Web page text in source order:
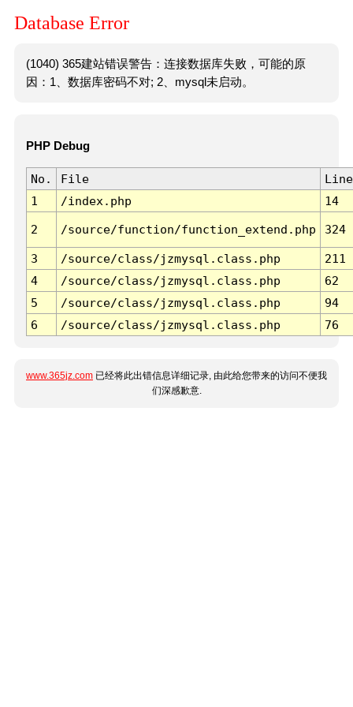
Database Error
(1040) 365建站错误警告：连接数据库失败，可能的原
因：1、数据库密码不对; 2、mysql未启动。
PHP Debug
No. File
Line
1
/index.php 14
2 /source/function/function_extend.php 324
3 /source/class/jzmysql.class.php
211
4
/source/class/jzmysql.class.php
62
5
/source/class/jzmysql.class.php
94
6
/source/class/jzmysql.class.php 76
www.365jz.com 已经将此出错信息详细记录, 由此给您带来的访问不便我
们深感歉意.